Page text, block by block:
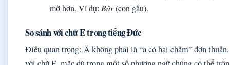
mở hơn. Ví dụ: Bär(con gấu).
So sánh với chữ E trong tiếng Đức
Điều quan trọng: Ä không phải là “a có hai chấm” đơn